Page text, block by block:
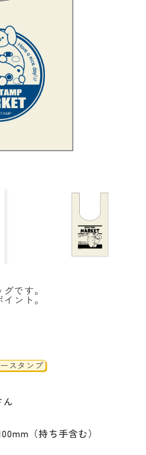
です。
ント。
スタンプ
ん
（持ち手含む）